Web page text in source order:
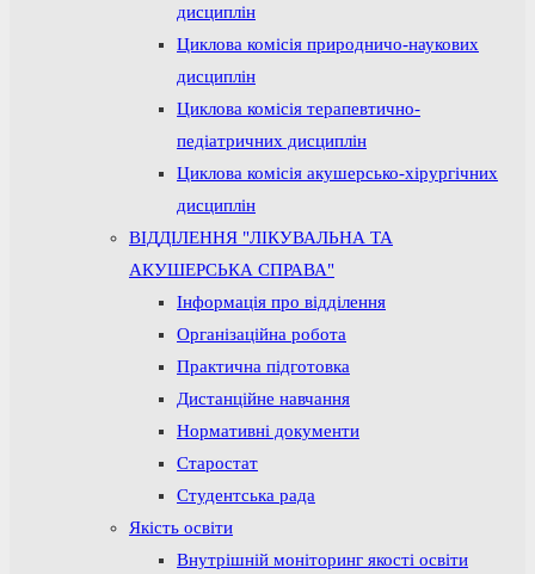
дисциплін
Циклова комісія природничо-наукових
дисциплін
Циклова комісія терапевтично-
педіатричних дисциплін
Циклова комісія акушерсько-хірургічних
дисциплін
ВІДДІЛЕННЯ "ЛІКУВАЛЬНА ТА
АКУШЕРСЬКА СПРАВА"
Інформація про відділення
Організаційна робота
Практична підготовка
Дистанційне навчання
Нормативні документи
Старостат
Студентська рада
Якість освіти
Внутрішній моніторинг якості освіти